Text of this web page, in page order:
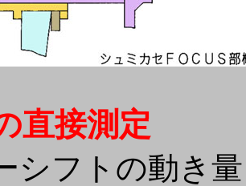
直接測定
フトの動き